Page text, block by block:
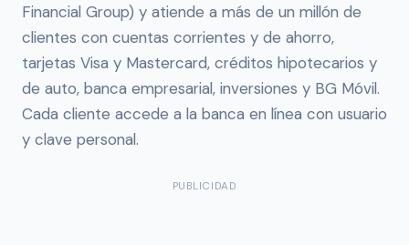
Financial Group) y atiende a más de un millón de
clientes con cuentas corrientes y de ahorro,
tarjetas Visa y Mastercard, créditos hipotecarios y
de auto, banca empresarial, inversiones y BG Móvil.
Cada cliente accede a la banca en línea con usuario
y clave personal.
PUBLICIDAD